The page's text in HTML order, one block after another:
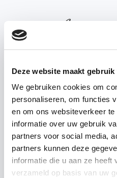
Deze website maakt
We gebruiken cookies om
personaliseren, om functies
en om ons websiteverkeer
informatie over uw gebruik
partners voor social media,
partners kunnen deze
informatie die u aan ze heeft
verzameld op basis van uw
Collection
Webshop
Showrooms